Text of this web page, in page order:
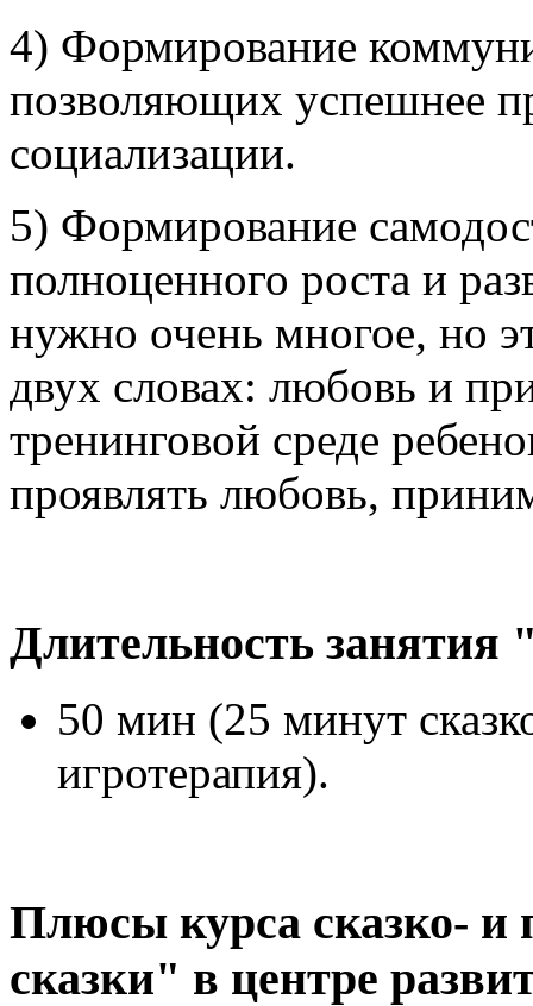
4) Формирование
позволяющих успешнее
социализации.
5) Формирование
полноценного роста и
нужно очень многое, но
двух словах: любовь и
тренинговой среде
проявлять любовь,
Длительность занятия
50 мин (25 минут
игротерапия).
Плюсы курса сказко- и
сказки" в центре